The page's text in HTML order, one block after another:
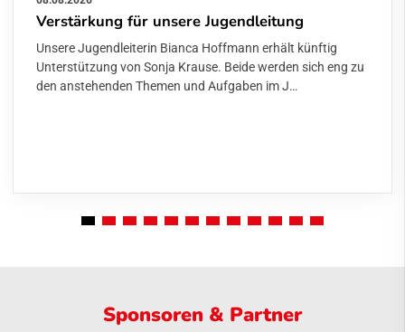
Verstärkung für unsere Jugendleitung
Unsere Jugendleiterin Bianca Hoffmann erhält künftig
Unterstützung von Sonja Krause. Beide werden sich eng zu
den anstehenden Themen und Aufgaben im J…
Sponsoren & Partner